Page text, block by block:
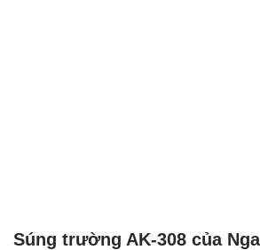
Súng trường AK-308 của